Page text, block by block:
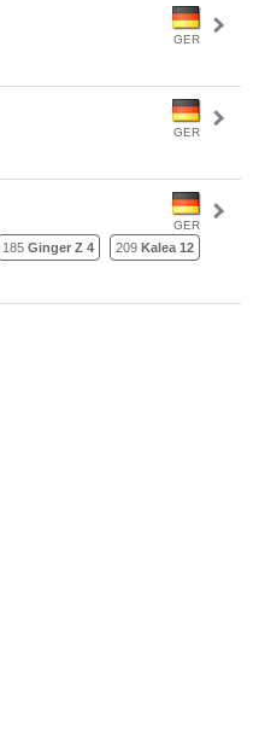
GER
GER
GER
185 Ginger Z 4 209 Kalea 12